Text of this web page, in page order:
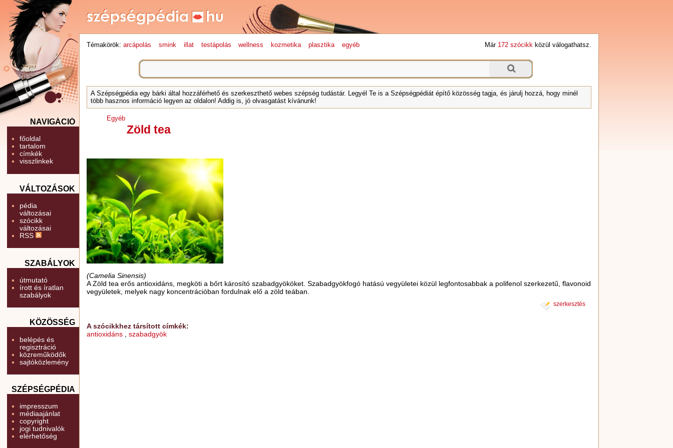
NAVIGÁCIÓ
főoldal
tartalom
címkék
visszlinkek
VÁLTOZÁSOK
pédia
változásai
szócikk
változásai
RSS
SZABÁLYOK
útmutató
írott és íratlan
szabályok
KÖZÖSSÉG
belépés és
regisztráció
közreműködők
sajtóközlemény
SZÉPSÉGPÉDIA
impresszum
médiaajánlat
copyright
jogi tudnivalók
elérhetőség
Témakörök: arcápolás smink illat testápolás wellness kozmetika plasztika egyéb Már 172 szócikkközül válogathatsz.
A Szépségpédia egy bárki által hozzáférhető és szerkeszthető webes szépség tudástár. Legyél Te is a Szépségpédiát építő közösség tagja, és járulj hozzá, hogy minél
több hasznos információ legyen az oldalon! Addig is, jó olvasgatást kívánunk!
Egyéb
Zöld tea
(Camelia Sinensis)
A Zöld tea erős antioxidáns, megköti a bőrt károsító szabadgyököket. Szabadgyökfogó hatású vegyületei közül legfontosabbak a polifenol szerkezetű, flavonoid
vegyületek, melyek nagy koncentrációban fordulnak elő a zöld teában.
szerkesztés
A szócikkhez társított címkék:
antioxidáns ,szabadgyök